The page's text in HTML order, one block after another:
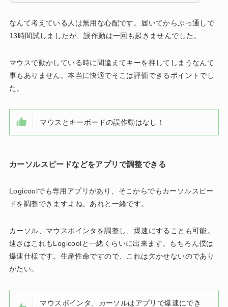
なんて考えている人は無用な心配です。届いてからぶっ通しで
13時間試しましたが、誤作動は一回も起きませんでした。
マウスで動かしている時に間違えてキーを押してしまうなんて
事もありません。本当に快適でそこは評価できるポイントでし
た。
マウスとキーボードの誤作動はなし！
カーソルスピードなどをアプリで調整できる
Logicoolでも専用アプリがあり、そこからでもカーソルスピー
ドを調整できますよね。あれと一緒です。
カーソル、マウスポインタを調整し、爆速にすることも可能。
速さはこれもLogicoolと一緒くらいに出来ます。もちろん僕は
爆速仕様です。生産性命ですので、これは欠かせないのであり
がたい。
マウスポインタ、カーソルはアプリで爆速にでき